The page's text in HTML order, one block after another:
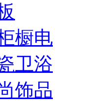
橱电
卫浴
饰品